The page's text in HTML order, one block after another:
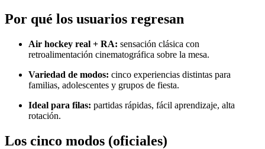
Por qué los usuarios regresan
Air hockey real + RA: sensación clásica con
retroalimentación cinematográfica sobre la mesa.
Variedad de modos: cinco experiencias distintas para
familias, adolescentes y grupos de fiesta.
Ideal para filas: partidas rápidas, fácil aprendizaje, alta
rotación.
Los cinco modos (oficiales)